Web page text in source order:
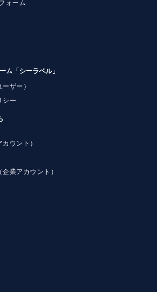
ォーム
ム「シーラベル」
ザー）
シー
ウント）
業アカウント）